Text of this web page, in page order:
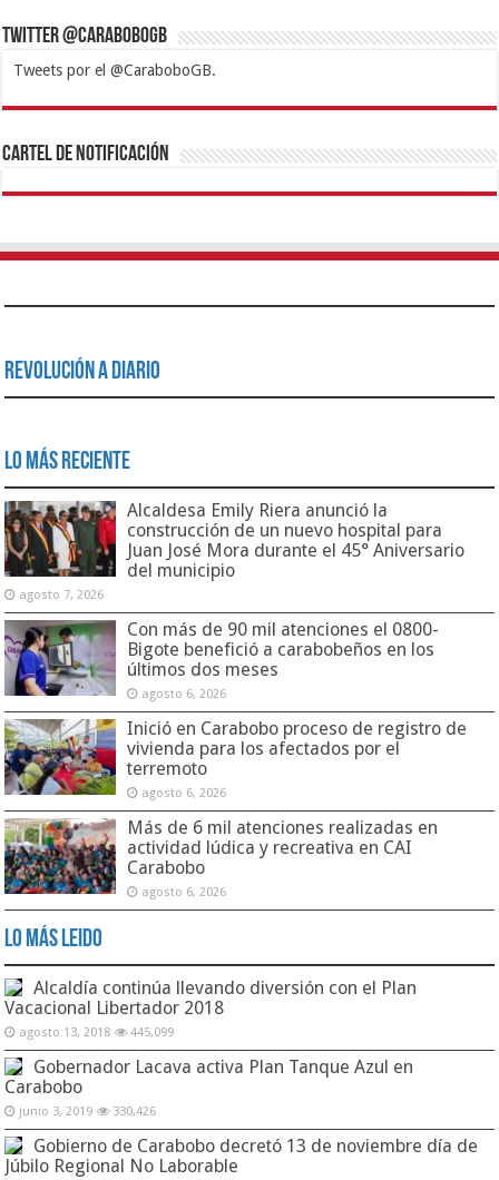
Twitter @CaraboboGB
Tweets por el @CaraboboGB.
1xbetBetturkeyBetistKralbetSupertotobetTipobetMatadorbetMariobet
https://mvbcasino.com/
Cartel de Notificación
Revolución a Diario
Lo Más Reciente
Alcaldesa Emily Riera anunció la
construcción de un nuevo hospital para
Juan José Mora durante el 45° Aniversario
del municipio
agosto 7, 2026
Con más de 90 mil atenciones el 0800-
Bigote benefició a carabobeños en los
últimos dos meses
agosto 6, 2026
Inició en Carabobo proceso de registro de
vivienda para los afectados por el
terremoto
agosto 6, 2026
Más de 6 mil atenciones realizadas en
actividad lúdica y recreativa en CAI
Carabobo
agosto 6, 2026
Lo Más Leido
Alcaldía continúa llevando diversión con el Plan
Vacacional Libertador 2018
agosto 13, 2018 445,099
Gobernador Lacava activa Plan Tanque Azul en
Carabobo
junio 3, 2019 330,426
Gobierno de Carabobo decretó 13 de noviembre día de
Júbilo Regional No Laborable